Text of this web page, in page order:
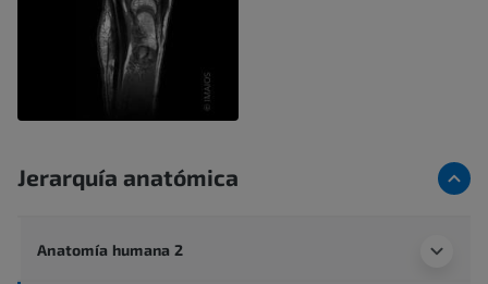
Jerarquía anatómica
Anatomía humana 2